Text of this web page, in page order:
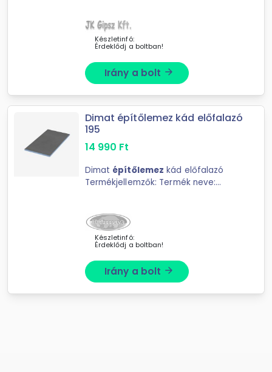
Készletinfó:
Érdeklődj a boltban!
Irány a bolt arrow_forward
Dimat építőlemez kád előfalazó
195
14 990 Ft
Dimat építőlemez kád előfalazó
Termékjellemzők: Termék neve:
Hosszúság: 195
Készletinfó:
Érdeklődj a boltban!
Irány a bolt arrow_forward